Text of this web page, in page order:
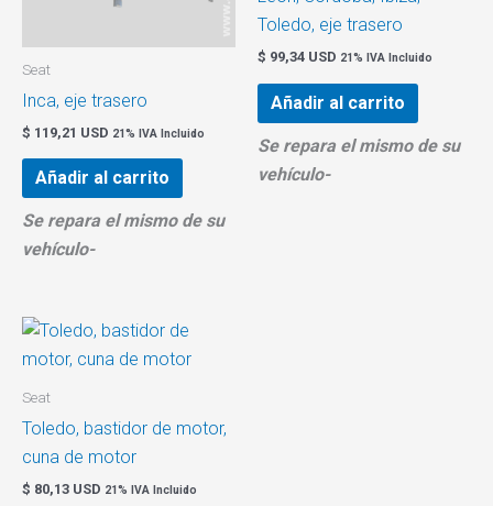
Seat
Inca, eje trasero
$ 119,21 USD 21% IVA Incluido
Añadir al carrito
Se repara el mismo de su
vehículo-
Toledo, eje trasero
$ 99,34 USD 21% IVA Incluido
Añadir al carrito
Se repara el mismo de su
vehículo-
Seat
Toledo, bastidor de motor,
cuna de motor
$ 80,13 USD 21% IVA Incluido